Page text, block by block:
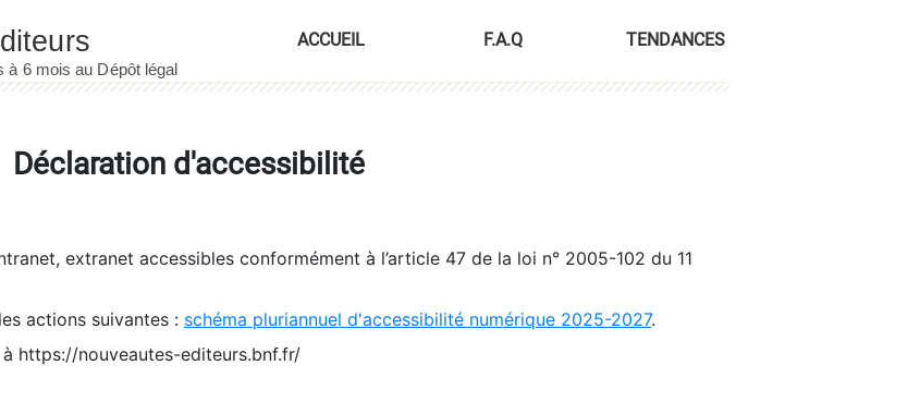
ACCUEIL F.A.Q TENDANCES
Déclaration d'accessibilité
extranet accessibles conformément à l’article 47 de la loi n° 2005-102 du 11
actions suivantes : schéma pluriannuel d'accessibilité numérique 2025-2027.
à https://nouveautes-editeurs.bnf.fr/